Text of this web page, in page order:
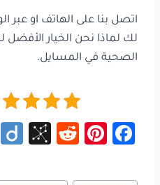
اتصل بنا على الهاتف او عبر
لك لماذا نحن الخيار الأفضل
الصحية في المسايل.
Fa
b
Pi
er
R
d
Bi
S